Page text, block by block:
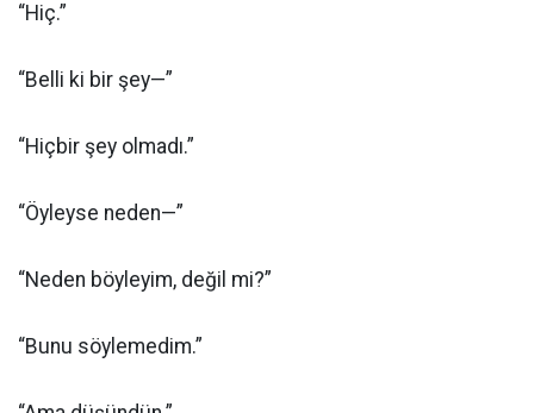
“Hiç.”
“Belli ki bir şey—”
“Hiçbir şey olmadı.”
“Öyleyse neden—”
“Neden böyleyim, değil mi?”
“Bunu söylemedim.”